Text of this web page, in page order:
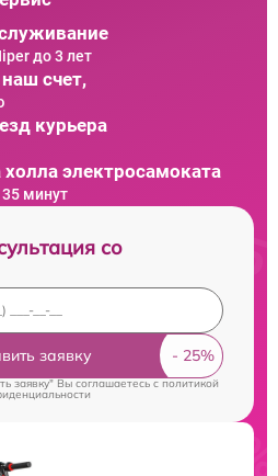
до 3 лет
счет,
курьера
электросамоката
35 минут
со
заявку
заявку" Вы соглашаетесь cполитикой